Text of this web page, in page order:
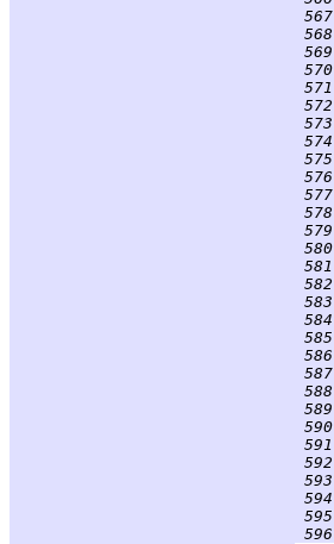
567
568
569
570
571
572
573
574
575
576
577
578
579
580
581
582
583
584
585
586
587
588
589
590
591
592
593
594
595
596